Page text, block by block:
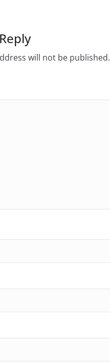
will not be published.